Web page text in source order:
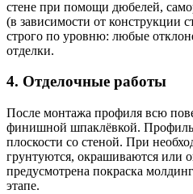
стене при помощи дюбелей,
(в зависимости от конструкции
строго по уровню: любые
отделки.
4. Отделочные работы
После монтажа профиля всю
финишной шпаклёвкой. Профиль
плоскости со стеной. При
грунтуются, окрашиваются или
предусмотрена покраска
этапе.